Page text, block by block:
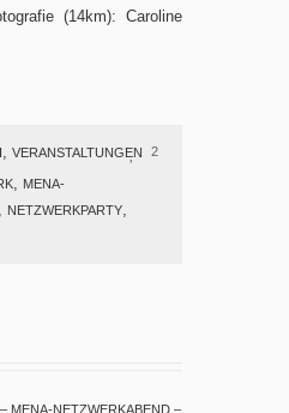
(14km): Caroline
, VERANSTALTUNGEN
, MENA-
, NETZWERKPARTY,
2
MENA-NETZWERKABEND –